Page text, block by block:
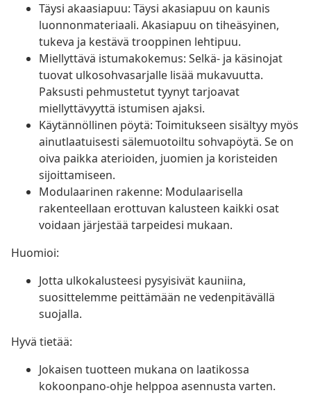
Täysi akaasiapuu: Täysi akasiapuu on kaunis
luonnonmateriaali. Akasiapuu on tiheäsyinen,
tukeva ja kestävä trooppinen lehtipuu.
Miellyttävä istumakokemus: Selkä- ja käsinojat
tuovat ulkosohvasarjalle lisää mukavuutta.
Paksusti pehmustetut tyynyt tarjoavat
miellyttävyyttä istumisen ajaksi.
Käytännöllinen pöytä: Toimitukseen sisältyy myös
ainutlaatuisesti sälemuotoiltu sohvapöytä. Se on
oiva paikka aterioiden, juomien ja koristeiden
sijoittamiseen.
Modulaarinen rakenne: Modulaarisella
rakenteellaan erottuvan kalusteen kaikki osat
voidaan järjestää tarpeidesi mukaan.
Huomioi:
Jotta ulkokalusteesi pysyisivät kauniina,
suosittelemme peittämään ne vedenpitävällä
suojalla.
Hyvä tietää:
Jokaisen tuotteen mukana on laatikossa
kokoonpano-ohje helppoa asennusta varten.